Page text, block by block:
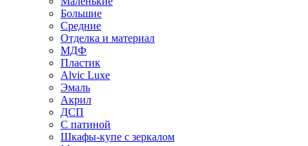
Большие
Средние
Отделка и материал
МДФ
Пластик
Alvic Luxe
Эмаль
Акрил
ДСП
С патиной
Шкафы-купе с зеркалом